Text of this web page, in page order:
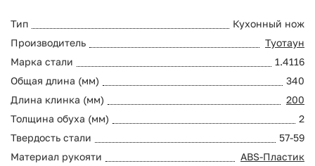
Тип
Кухонный нож
Производитель
Туотаун
Марка стали
1.4116
Общая длина (мм)
340
Длина клинка (мм)
200
Толщина обуха (мм)
2
Твердость стали
57-59
Материал рукояти
ABS-Пластик